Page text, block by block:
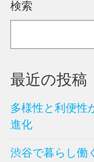
検索
最近の投稿
多様性と利便性
進化
渋谷で暮らし働